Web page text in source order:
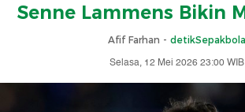
Senne Lammens Bikin
Afif Farhan - detikSepakbola
Selasa, 12 Mei 2026 23:00 WIB